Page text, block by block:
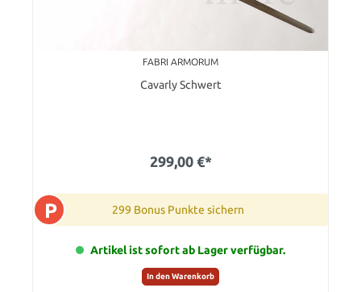
FABRI ARMORUM
Cavarly Schwert
299,00 €*
P 299 Bonus Punkte sichern
Artikel ist sofort ab Lager verfügbar.
In den Warenkorb